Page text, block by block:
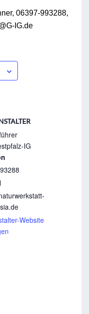
06397-993288,
IG.de
IG
Website